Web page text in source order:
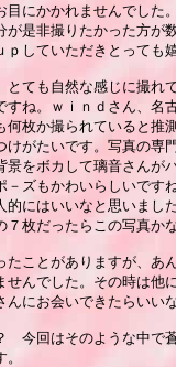
にかかれませんでした
是非撮りたかった方が
していただきとっても
ても自然な感じに撮れ
ね。ｗｉｎｄさん、名
枚か撮られていると推
がたいです。写真の
をボカして璃音さんが
ズもかわいらしいです
にはいいなと思いまし
枚だったらこの写真か
ことがありますが、あ
んでした。その時は他
にお会いできたらいい
今回はそのような中で